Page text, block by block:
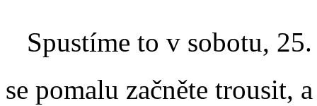
Spustíme to v sobotu, 25.
se pomalu začněte trousit,